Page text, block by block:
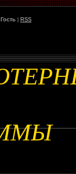
Гость | RSS